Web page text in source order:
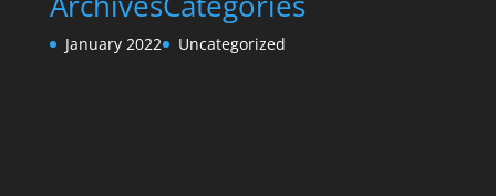
January 2022 Uncategorized